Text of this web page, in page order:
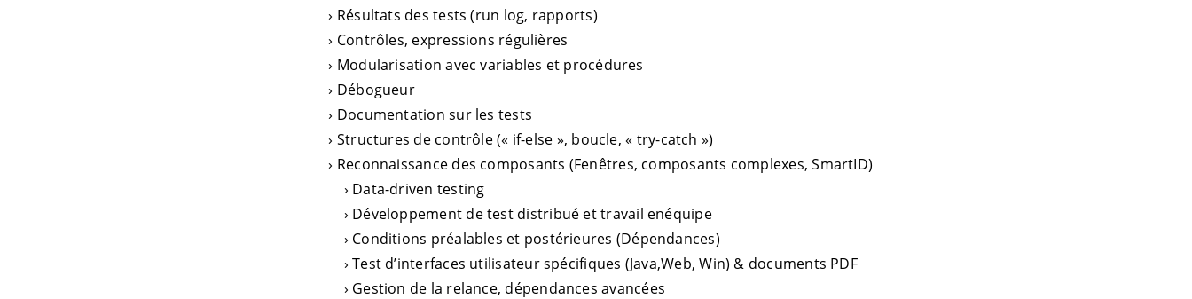
Résultats des tests (run log, rapports)
Contrôles, expressions régulières
Modularisation avec variables et procédures
Débogueur
Documentation sur les tests
Structures de contrôle (« if-else », boucle, « try-catch »)
Reconnaissance des composants (Fenêtres, composants complexes, SmartID)
Data-driven testing
Développement de test distribué et travail enéquipe
Conditions préalables et postérieures (Dépendances)
Test d’interfaces utilisateur spécifiques (Java,Web, Win) & documents PDF
Gestion de la relance, dépendances avancées